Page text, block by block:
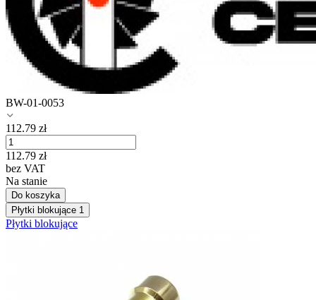
BW-01-0053
112.79 zł
112.79 zł
bez VAT
Na stanie
Do koszyka
Płytki blokujące 1
Płytki blokujące